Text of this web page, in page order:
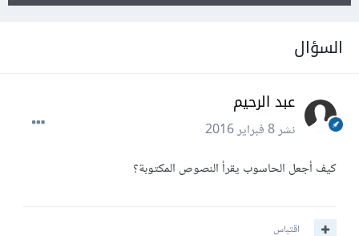
السؤال
عبد الرحيم
نشر8 فبراير 2016
كيف أجعل الحاسوب يقرأ النصوص المكتوبة؟
اقتباس